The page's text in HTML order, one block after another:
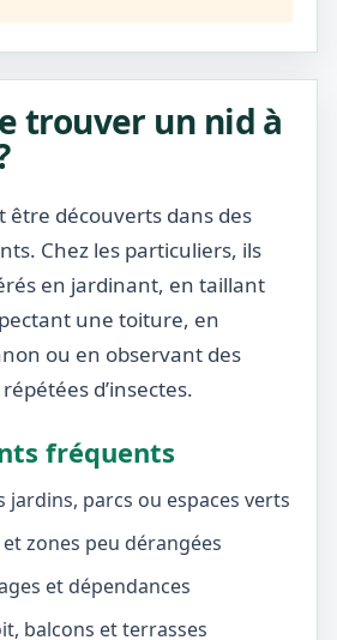
trouver un nid à
être découverts dans des
Chez les particuliers, ils
en jardinant, en taillant
une toiture, en
ou en observant des
d’insectes.
fréquents
jardins, parcs ou espaces verts
zones peu dérangées
et dépendances
balcons et terrasses